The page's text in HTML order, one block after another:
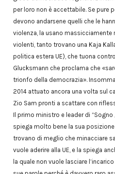
per loro non è accettabile. Se pure
devono andarsene quelli che le
violenza, la usano massicciamente
violenti, tanto trovano una Kaja
politica estera UE), che tuona
Glucksmann che proclama che
trionfo della democrazia».
2014 attuato ancora una volta sul
Zio Sam pronti a scattare con
Il primo ministro e leader di
spiega molto bene la sua
trovano di meglio che minacciare
vuole aderire alla UE, e la spiega
la quale non vuole lasciare